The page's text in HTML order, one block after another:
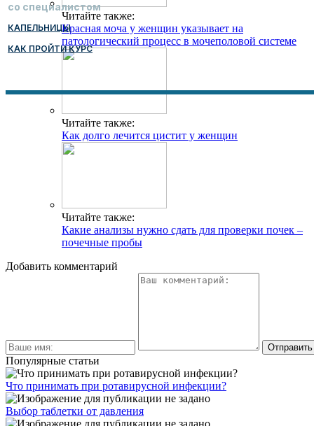
Читайте также:
Красная моча у женщин указывает на
патологический процесс в мочеполовой системе
Читайте также:
Как долго лечится цистит у женщин
Читайте также:
Какие анализы нужно сдать для проверки почек –
почечные пробы
Добавить комментарий
Популярные статьи
Что принимать при ротавирусной инфекции?
Выбор таблетки от давления
со специалистом
КАПЕЛЬНИЦЫ
КАК ПРОЙТИ КУРС